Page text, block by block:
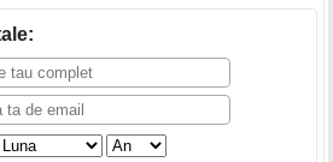
: